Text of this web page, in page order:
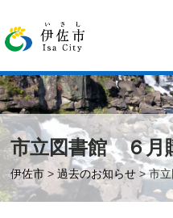
市立図書館 ６月
伊佐市 >過去のお知らせ > 市